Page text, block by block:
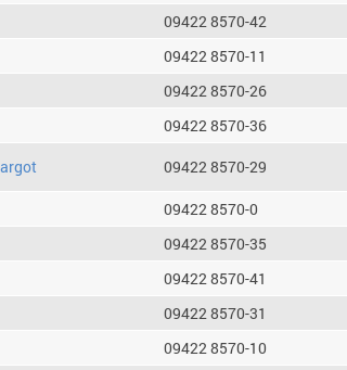
09422 8570-42
09422 8570-11
09422 8570-26
09422 8570-36
09422 8570-29
09422 8570-0
09422 8570-35
09422 8570-41
09422 8570-31
09422 8570-10